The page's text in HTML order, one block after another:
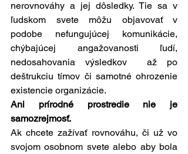
nerovnováhy a jej dôsledky. Tie sa v
ľudskom svete môžu objavovať v
podobe nefungujúcej komunikácie,
chýbajúcej angažovanosti ľudí,
nedosahovania výsledkov  až po
deštrukciu tímov či samotné ohrozenie
existencie organizácie.
Ani prírodné prostredie nie je
samozrejmosť.
Ak chcete zažívať rovnováhu, či už vo
svojom osobnom svete alebo aby bola